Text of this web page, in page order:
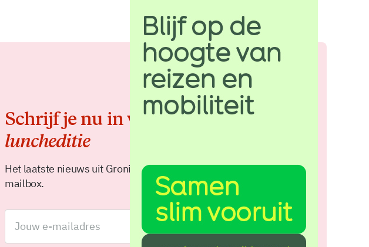
Schrijf je nu in voor de
luncheditie
Het laatste nieuws uit Groningen elke middag in je
mailbox.
Meld je aan